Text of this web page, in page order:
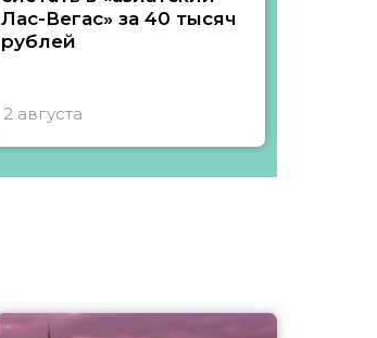
Лас-Вегас» за 40 тысяч
рублей
2 августа